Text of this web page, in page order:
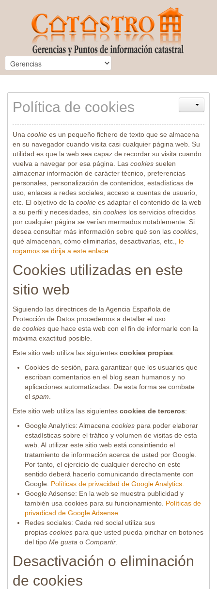
Política de cookies
Una cookie es un pequeño fichero de texto que se almacena
en su navegador cuando visita casi cualquier página web. Su
utilidad es que la web sea capaz de recordar su visita cuando
vuelva a navegar por esa página. Las cookies suelen
almacenar información de carácter técnico, preferencias
personales, personalización de contenidos, estadísticas de
uso, enlaces a redes sociales, acceso a cuentas de usuario,
etc. El objetivo de la cookie es adaptar el contenido de la web
a su perfil y necesidades, sin cookies los servicios ofrecidos
por cualquier página se verían mermados notablemente. Si
desea consultar más información sobre qué son las cookies
qué almacenan, cómo eliminarlas, desactivarlas, etc., le
rogamos se dirija a este enlace.
Cookies utilizadas en este
sitio web
Siguiendo las directrices de la Agencia Española de
Protección de Datos procedemos a detallar el uso
de cookies que hace esta web con el fin de informarle con la
máxima exactitud posible.
Este sitio web utiliza las siguientes cookies propias:
Cookies de sesión, para garantizar que los usuarios que
escriban comentarios en el blog sean humanos y no
aplicaciones automatizadas. De esta forma se combate
el spam
Este sitio web utiliza las siguientes cookies de terceros:
Google Analytics: Almacena cookies para poder elaborar
estadísticas sobre el tráfico y volumen de visitas de esta
web. Al utilizar este sitio web está consintiendo el
tratamiento de información acerca de usted por Google.
Por tanto, el ejercicio de cualquier derecho en este
sentido deberá hacerlo comunicando directamente con
Google. Políticas de privacidad de Google Analytics.
Google Adsense: En la web se muestra publicidad y
también usa cookies para su funcionamiento. Políticas de
privadicad de Google Adsense.
Redes sociales: Cada red social utiliza sus
propias cookies para que usted pueda pinchar en botones
del tipo Me gusta o Compartir
Desactivación o eliminación
de cookies